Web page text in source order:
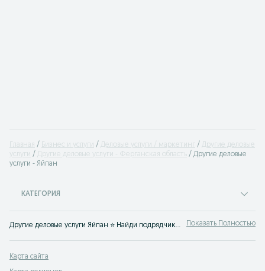
Главная Бизнес и услуги Деловые услуги / маркетинг
Другие деловые
услуги
Другие деловые услуги - Ферганская область
Другие деловые
услуги - Яйпан
КАТЕГОРИЯ
Другие деловые услуги Яйпан ⭐ Найди подрядчиков просто с OLX.uz! Показать Полностью
Карта сайта